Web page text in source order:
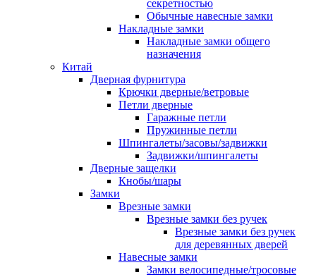
секретностью
Обычные навесные замки
Накладные замки
Накладные замки общего
назначения
Китай
Дверная фурнитура
Крючки дверные/ветровые
Петли дверные
Гаражные петли
Пружинные петли
Шпингалеты/засовы/задвижки
Задвижки/шпингалеты
Дверные защелки
Кнобы/шары
Замки
Врезные замки
Врезные замки без ручек
Врезные замки без ручек
для деревянных дверей
Навесные замки
Замки велосипедные/тросовые